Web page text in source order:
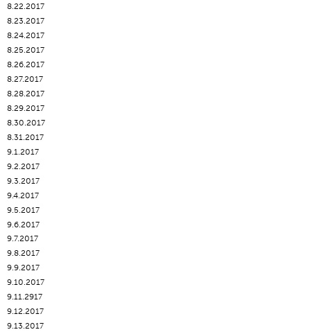
8.22.2017
8.23.2017
8.24.2017
8.25.2017
8.26.2017
8.27.2017
8.28.2017
8.29.2017
8.30.2017
8.31.2017
9.1.2017
9.2.2017
9.3.2017
9.4.2017
9.5.2017
9.6.2017
9.7.2017
9.8.2017
9.9.2017
9.10.2017
9.11.2917
9.12.2017
9.13.2017